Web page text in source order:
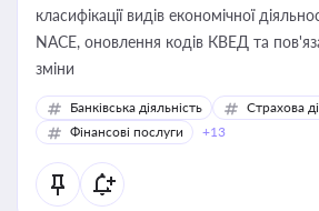
класифікації видів економічної
NACE, оновлення кодів КВЕД та
зміни
Банківська діяльність
Страхова
Фінансові послуги
+13